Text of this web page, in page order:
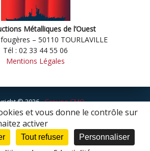
Métalliques de l’Ouest
– 50110 TOURLAVILLE
Tél : 02 33 44 55 06
Mentions Légales
© 2026 -Groupe CMO
Création WebCom.Me
et vous donne le contrôle sur
activer
Tout refuser
Personnaliser